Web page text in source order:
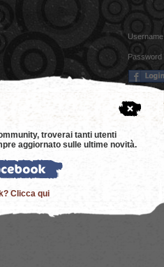
Username
Password
utenti
troverai tanti utenti
aggiornato sulle ultime novità.
Clicca qui